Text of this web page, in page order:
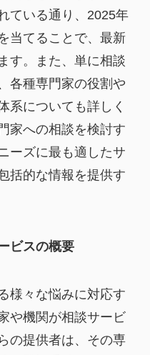
ている通り、2025年
当てることで、最新
す。また、単に相談
各種専門家の役割や
系についても詳しく
家への相談を検討す
ーズに最も適したサ
括的な情報を提供す
ビスの概要
様々な悩みに対応す
や機関が相談サービ
の提供者は、その専